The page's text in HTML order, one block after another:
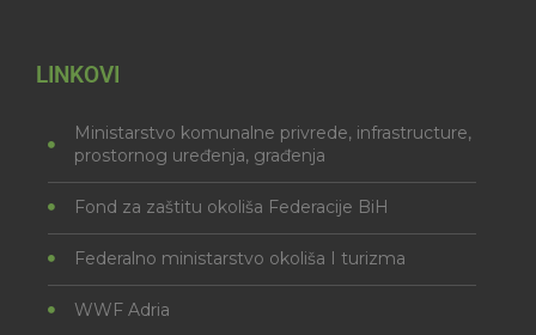
LINKOVI
Ministarstvo komunalne privrede, infrastructure,
prostornog uređenja, građenja
Fond za zaštitu okoliša Federacije BiH
Federalno ministarstvo okoliša I turizma
WWF Adria